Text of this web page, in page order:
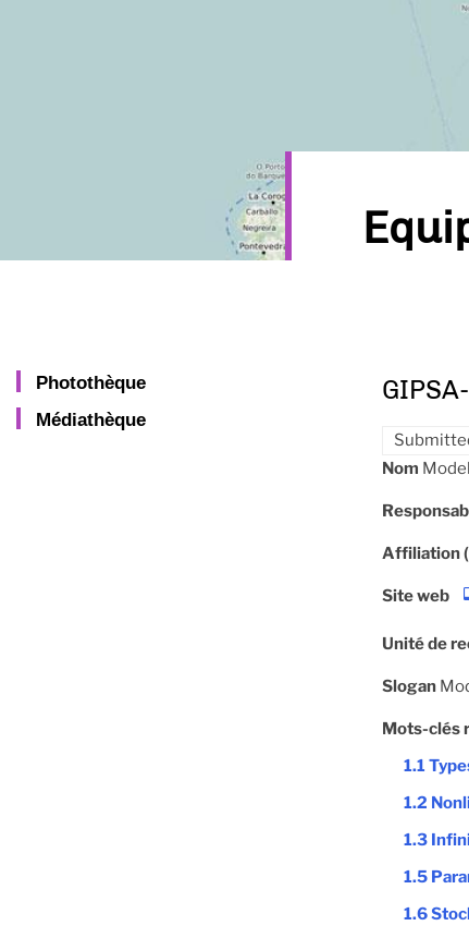
Photothèque
Médiathèque
Nom
Affiliation
Site web
Unité de
Slogan
Mots-clés
1.1
1.2
1.3
1.5
1.6